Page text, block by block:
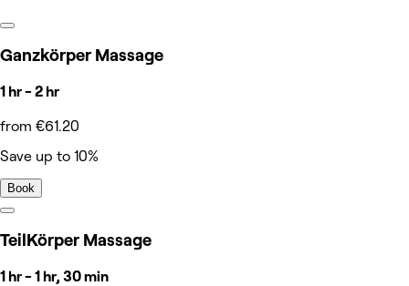
Ganzkörper Massage
1 hr - 2 hr
from €61.20
Save up to 10%
Book
TeilKörper Massage
1 hr - 1 hr, 30 min